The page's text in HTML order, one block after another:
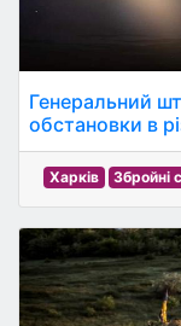
Генеральний
обстановки в
Харків Збройні